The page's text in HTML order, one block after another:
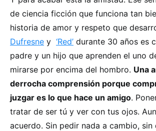
de ciencia ficción que funciona tan
historia de amor y respeto que
Dufresne y ‘Red’ durante 30 años es
padre y un hijo que aprenden el uno
mirarse por encima del hombro. Una
derrocha comprensión porque
juzgar es lo que hace un amigo.
tratar de ser tú y ver con tus ojos.
acuerdo. Sin pedir nada a cambio, sin